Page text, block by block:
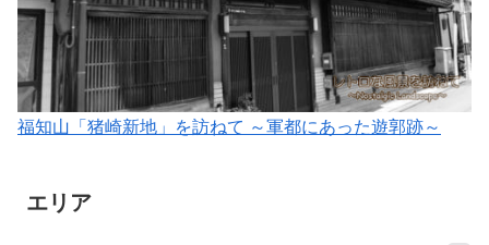
福知山「猪崎新地」を訪ねて ～軍都にあった遊郭跡～
エリア